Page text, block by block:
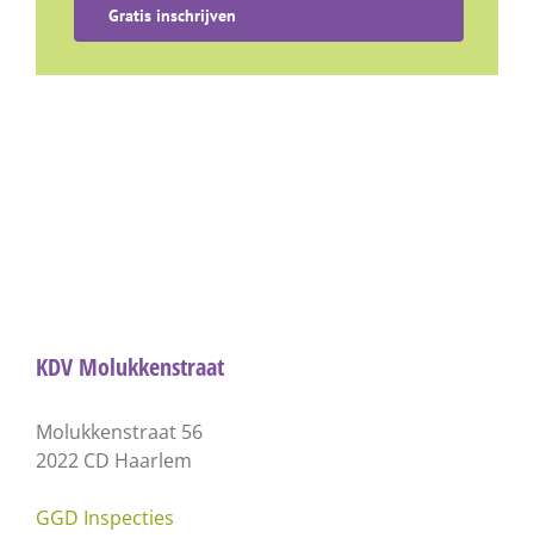
Gratis inschrijven
KDV Molukkenstraat
Molukkenstraat 56
2022 CD Haarlem
GGD Inspecties